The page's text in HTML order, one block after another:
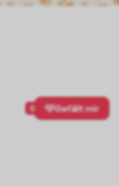
0 Gefällt mir